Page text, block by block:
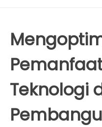
Teknologi